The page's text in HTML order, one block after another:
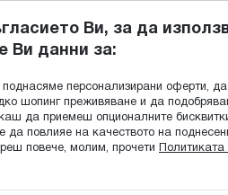
Търсене
ДЕТЕТО ХРАНИТЕЛНИ ДОБАВКИ
Ви, за да
Ви данни за:
персонализирани оферти, да
шопинг преживяване и да
да приемеш опционалните
повлияе на качеството на
повече, молим, прочети
Политиката